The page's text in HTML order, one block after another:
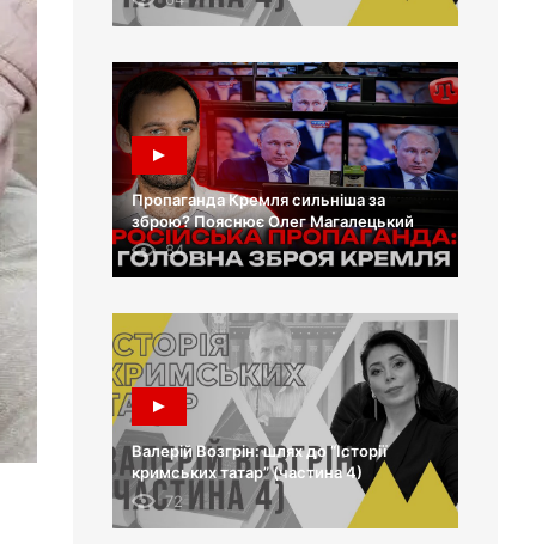
Пропаганда Кремля сильніша за
зброю? Пояснює Олег Магалецький
84
Валерій Возгрін: шлях до “Історії
кримських татар” (частина 4)
72